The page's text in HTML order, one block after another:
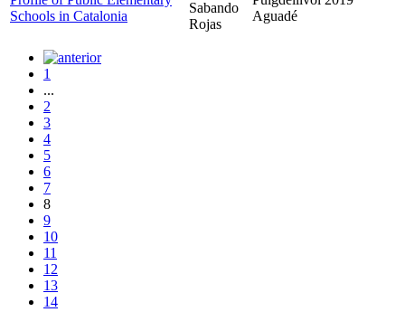
Schools in Catalonia
Sabando
Rojas
Aguadé
1
...
2
3
4
5
6
7
8
9
10
11
12
13
14